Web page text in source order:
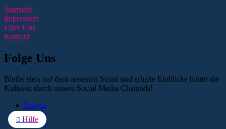
Startseite
Impressum
Über Uns
Kontakt
Folge Uns
Bleibe stets auf dem neuesten Stand und erhalte Einblicke hinter die
Kulissen durch unsere Social Media Channels!
Folgen
Folgen
Folgen
 Hilfe